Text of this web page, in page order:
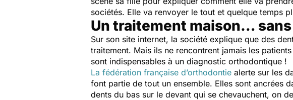
sociétés. Elle va renvoyer le tout et quelque temps
Un traitement maison…
Sur son site internet, la société explique que des
traitement. Mais ils ne rencontrent jamais les
sont indispensables à un diagnostic orthodontique !
La fédération française d’orthodontie alerte sur les
font partie de tout un ensemble. Elles sont ancrées
dents du bas sur le devant qui se chevauchent, on